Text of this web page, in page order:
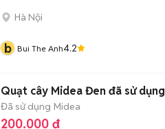
Hà Nội
b Bui The Anh4.2
Quạt cây Midea Đen đã sử dụng
Đã sử dụng Midea
200.000 đ